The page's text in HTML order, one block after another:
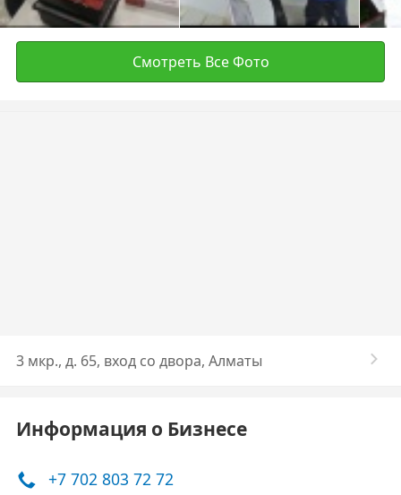
Смотреть Все Фото
3 мкр., д. 65, вход со двора, Алматы
Информация о Бизнесе
+7 702 803 72 72